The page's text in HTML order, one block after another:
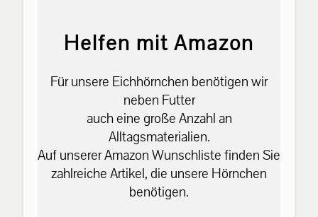
Helfen mit Amazon
Für unsere Eichhörnchen benötigen wir
neben Futter
auch eine große Anzahl an
Alltagsmaterialien.
Auf unserer Amazon Wunschliste finden Sie
zahlreiche Artikel, die unsere Hörnchen
benötigen.